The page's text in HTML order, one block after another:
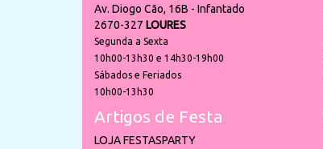
Av. Diogo Cão, 16B - Infantado
2670-327 LOURES
Segunda a Sexta
10h00-13h30 e 14h30-19h00
Sábados e Feriados
10h00-13h30
Artigos de Festa
LOJA FESTASPARTY